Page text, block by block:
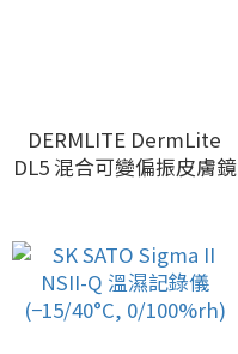
DERMLITE DermLite
DL5 混合可變偏振皮膚鏡